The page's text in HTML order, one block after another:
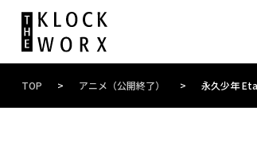
TOP > アニメ（公開終了） > 永久少年